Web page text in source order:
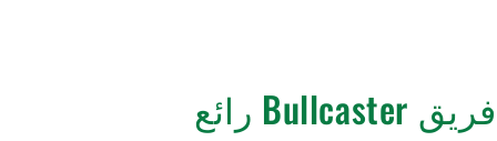
فريق Bullcaster رائع